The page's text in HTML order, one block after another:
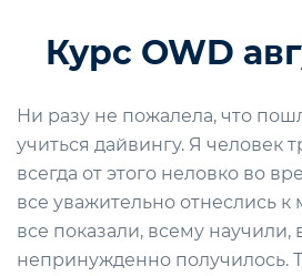
Курс OWD
Ни разу не пожалела, что
учиться дайвингу. Я человек
всегда от этого неловко во
все уважительно отнеслись к
все показали, всему научили,
непринужденно получилось.